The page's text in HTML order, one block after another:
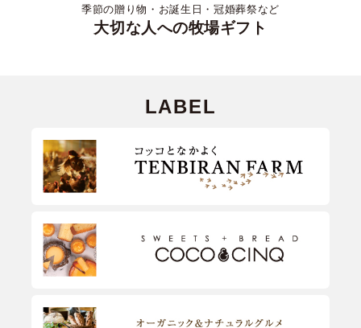
季節の贈り物・お誕生日・冠婚葬祭など
大切な人への牧場ギフト
LABEL